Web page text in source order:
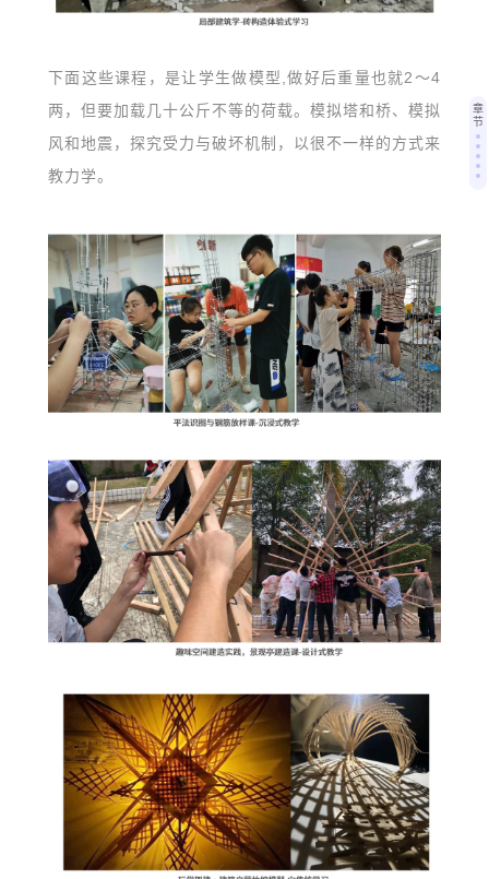
下面这些课程，是让学生做模型,做好后重量也就2～4
两，但要加载几十公斤不等的荷载。模拟塔和桥、模拟
风和地震，探究受力与破坏机制，以很不一样的方式来
教力学。
章
节